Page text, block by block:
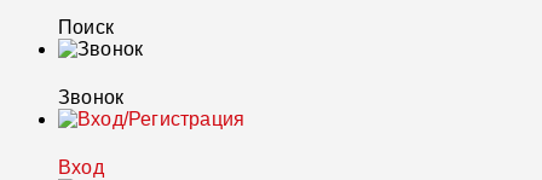
Поиск
Звонок
Вход